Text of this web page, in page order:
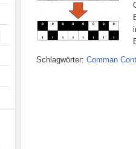
Schlagwörter:Comman